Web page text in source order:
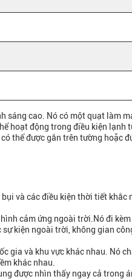
cao. Nó có một quạt làm
hoạt động trong điều kiện lạnh
thể được gắn trên tường hoặc
và các điều kiện thời tiết
cảm ứng ngoài trời.Nó đi
kiện ngoài trời, không gian
và khu vực khác nhau. Nó
khác nhau.
được nhìn thấy ngay cả trong